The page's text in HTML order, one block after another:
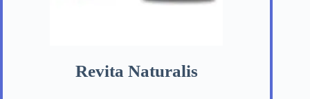
Revita Naturalis